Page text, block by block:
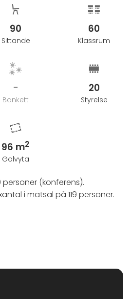
90
Sittande
60
Klassrum
-
Bankett
20
Styrelse
96 m2
Golvyta
(konferens).
i matsal på 119 personer.